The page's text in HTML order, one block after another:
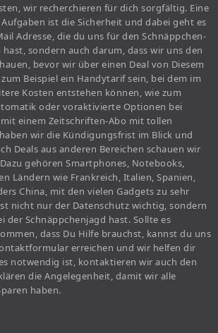
wir recherchieren für dich sorgfältig. Eine
ist die Sicherheit und dabei geht es
Adresse, die du uns für den Schnäppchen-
sondern auch darum, dass wir uns den
bevor wir über einen Deal von Diesem
Beispiel ein Handytarif sein, bei dem im
Kosten entstehen können, wie zum
oder voraktivierte Optionen bei
mit einem Zeitschriften-Abo mit tollen
wir die Kündigungsfrist im Blick und
Deals aus anderen Bereichen schauen wir
gehören Smartphones, Notebooks,
Ländern wie Frankreich, Italien, Spanien,
China, mit den vielen Gadgets zu sehr
nicht nur der Datenschutz wichtig, sondern
der Schnäppchenjagd hast. Sollte es
dass Du Hilfe brauchst, kannst du uns
erreichen und wir helfen dir
notwendig ist, kontaktieren wir auch den
die Angelegenheit, damit wir alle
haben.